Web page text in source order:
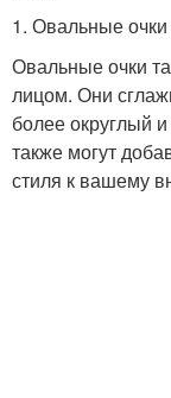
1. Овальные очки
Овальные очки
лицом. Они
более округлый
также могут
стиля к вашему